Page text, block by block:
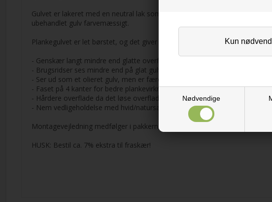
Nødvendige
Gulvet er lakeret med en neutral lak som ikke giver gulvet farve og det vil
ubehandlet gulv farvemæssigt.
Plankegulvet er let børstet, og det giver følgende fordele:
- Genskær langt mindre end glatte overflader.
- Brugsridser ses mindre end på glat gulv.
- Ser ud som et olieret gulv, men er færdigbehandlet.
- Faset på 4 kanter for bedre plankevirkning.
- Hårdere overflade da det løse overfladetræ er børstet af.
- Nem vedligeholdelse med hvid/natursæbe.
Montagevejledning medfølger i pakkerne.
HUSK: Bestil ca. 7% ekstra til fraskær!